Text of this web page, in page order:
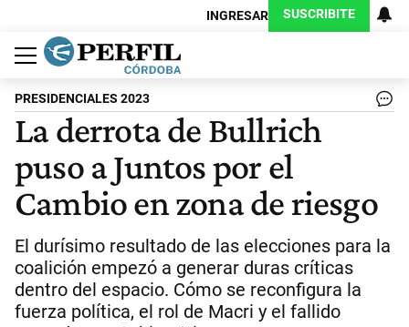
INGRESAR SUSCRIBITE
Política
Economía
Judiciales
Sociedad
Cultura
Espectáculos
Deportes
Protagonistas
PRESIDENCIALES 2023
La derrota de Bullrich
puso a Juntos por el
Cambio en zona de riesgo
El durísimo resultado de las elecciones para la
coalición empezó a generar duras críticas
dentro del espacio. Cómo se reconfigura la
fuerza política, el rol de Macri y el fallido